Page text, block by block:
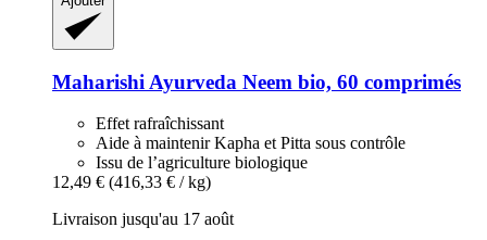
Maharishi Ayurveda Neem bio, 60 comprimés
Effet rafraîchissant
Aide à maintenir Kapha et Pitta sous contrôle
Issu de l’agriculture biologique
12,49 € (416,33 € / kg)
Livraison jusqu'au 17 août